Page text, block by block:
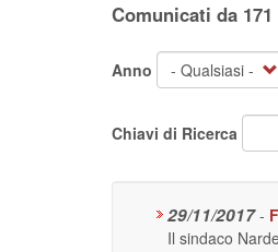
Comunicati da
Anno
Chiavi di Ricerca
29/11/2017 -
Il sindaco